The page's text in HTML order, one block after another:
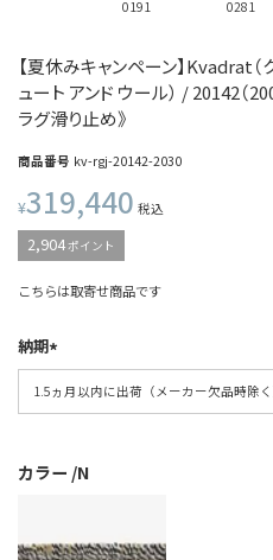
【夏休みキャンペーン】Kvadrat
ュート アンド ウール） / 20142
ラグ滑り止め》
0191
0281
商品番号 kv-rgj-20142-2030
¥319,440 税込
2,904ポイント
こちらは取寄せ商品です
納期
カラー N